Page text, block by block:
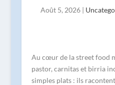
Août 5, 2026 |
Au cœur de la street food
pastor, carnitas et birria
simples plats : ils